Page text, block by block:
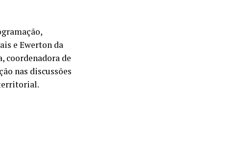
e Ewerton da
coordenadora de
nas discussões